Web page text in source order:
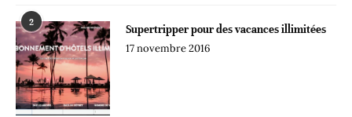
2
Supertripper pour des vacances illimitées
17 novembre 2016